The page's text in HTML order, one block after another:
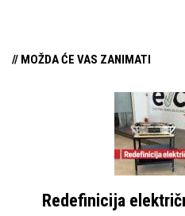
// MOŽDA ĆE VAS ZANIMATI
Redefinicija